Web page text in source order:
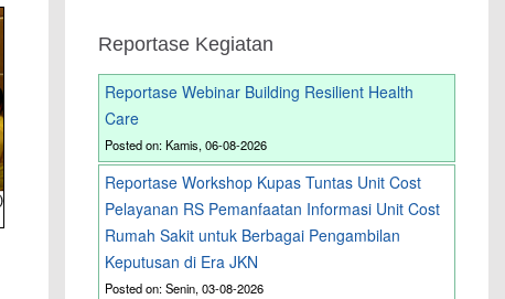
Reportase Kegiatan
Reportase Webinar Building Resilient Health
Care
Posted on: Kamis, 06-08-2026
Reportase Workshop Kupas Tuntas Unit Cost
Pelayanan RS Pemanfaatan Informasi Unit Cost
Rumah Sakit untuk Berbagai Pengambilan
Keputusan di Era JKN
Posted on: Senin, 03-08-2026